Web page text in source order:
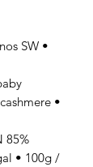
SW •
•
85%
• 100g /